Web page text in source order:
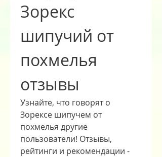
Зорекс
шипучий от
похмелья
отзывы
Узнайте, что говорят о
Зорексе шипучем от
похмелья другие
пользователи! Отзывы,
рейтинги и рекомендации -